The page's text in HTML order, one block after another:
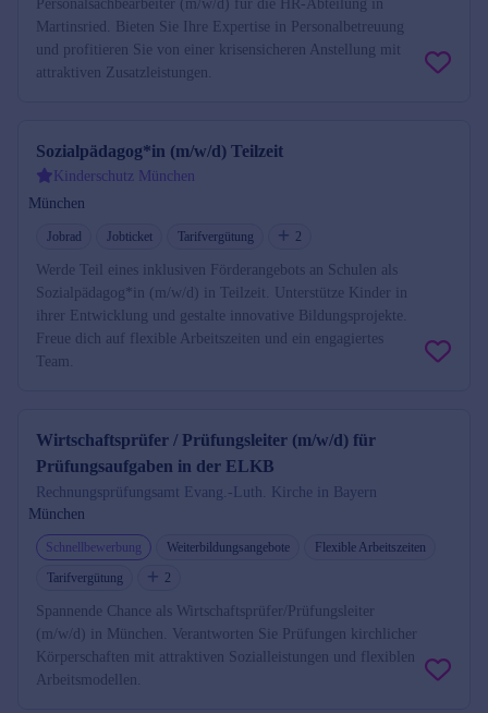
Personalsachbearbeiter (m/w/d) für die HR-Abteilung in
Martinsried. Bieten Sie Ihre Expertise in Personalbetreuung
und profitieren Sie von einer krisensicheren Anstellung mit
attraktiven Zusatzleistungen.
Sozialpädagog*in (m/w/d) Teilzeit
Kinderschutz München
München
Jobrad Jobticket Tarifvergütung 2
Werde Teil eines inklusiven Förderangebots an Schulen als
Sozialpädagog*in (m/w/d) in Teilzeit. Unterstütze Kinder in
ihrer Entwicklung und gestalte innovative Bildungsprojekte.
Freue dich auf flexible Arbeitszeiten und ein engagiertes
Team.
Wirtschaftsprüfer / Prüfungsleiter (m/w/d) für
Prüfungsaufgaben in der ELKB
Rechnungsprüfungsamt Evang.-Luth. Kirche in Bayern
München
Schnellbewerbung Weiterbildungsangebote
Flexible Arbeitszeiten
Tarifvergütung
2
Spannende Chance als Wirtschaftsprüfer/Prüfungsleiter
(m/w/d) in München. Verantworten Sie Prüfungen kirchlicher
Körperschaften mit attraktiven Sozialleistungen und flexiblen
Arbeitsmodellen.